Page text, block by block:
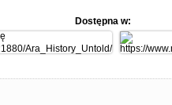
Dostępna w: